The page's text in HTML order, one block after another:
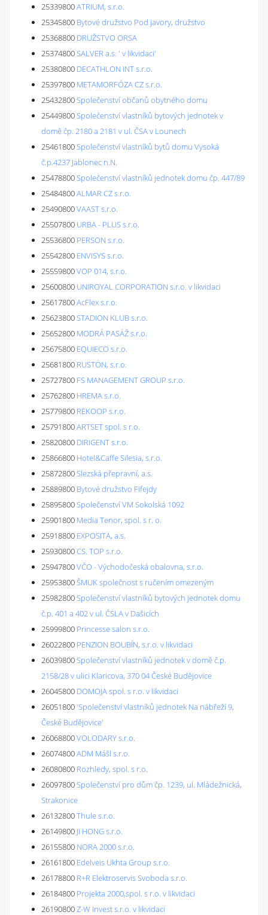
25339800ATRIUM, s.r.o.
25345800 Bytové družstvo Pod javory, družstvo
25368800 DRUŽSTVO ORSA
25374800SALVER a.s. ' v likvidaci'
25380800 DECATHLON INT s.r.o.
25397800 METAMORFÓZA CZ s.r.o.
25432800Společenství občanů obytného domu
25449800Společenství vlastníků bytových jednotek v
domě čp. 2180 a 2181 v ul. ČSA v Lounech
25461800Společenství vlastníků bytů domu Vysoká
č.p.4237 Jablonec n.N.
25478800Společenství vlastníků jednotek domu čp. 447/89
25484800ALMAR CZ s.r.o.
25490800VAAST s.r.o.
25507800 URBA - PLUS s.r.o.
25536800 PERSON s.r.o.
25542800 ENVISYS s.r.o.
25559800VOP 014, s.r.o.
25600800 UNIROYAL CORPORATION s.r.o. v likvidaci
25617800AcFlex s.r.o.
25623800STADION KLUB s.r.o.
25652800 MODRÁ PASÁŽ s.r.o.
25675800 EQUIECO s.r.o.
25681800 RUSTON, s.r.o.
25727800 FS MANAGEMENT GROUP s.r.o.
25762800 HREMA s.r.o.
25779800 REKOOP s.r.o.
25791800ARTSET spol. s r.o.
25820800 DIRIGENT s.r.o.
25866800 Hotel&Caffe Silesia, s.r.o.
25872800Slezská přepravní, a.s.
25889800 Bytové družstvo Fifejdy
25895800Společenství VM Sokolská 1092
25901800 Media Tenor, spol. s r. o.
25918800 EXPOSITA, a.s.
25930800CS. TOP s.r.o.
25947800VČO - Východočeská obalovna, s.r.o.
25953800ŠMUK společnost s ručením omezeným
25982800Společenství vlastníků bytových jednotek domu
č.p. 401 a 402 v ul. ČSLA v Dašicích
25999800 Princesse salon s.r.o.
26022800 PENZION BOUBÍN, s.r.o. v likvidaci
26039800Společenství vlastníků jednotek v domě č.p.
2158/28 v ulici Klaricova, 370 04 České Budějovice
26045800 DOMOJA spol. s r.o. v likvidaci
26051800'Společenství vlastníků jednotek Na nábřeží 9,
České Budějovice'
26068800VOLODARY s.r.o.
26074800ADM Mášl s.r.o.
26080800 Rozhledy, spol. s r.o.
26097800Společenství pro dům čp. 1239, ul. Mládežnická,
Strakonice
26132800Thule s.r.o.
26149800 JI HONG s.r.o.
26155800 NORA 2000 s.r.o.
26161800 Edelveis Ukhta Group s.r.o.
26178800 R+R Elektroservis Svoboda s.r.o.
26184800 Projekta 2000,spol. s r.o. v likvidaci
26190800Z-W Invest s.r.o. v likvidaci